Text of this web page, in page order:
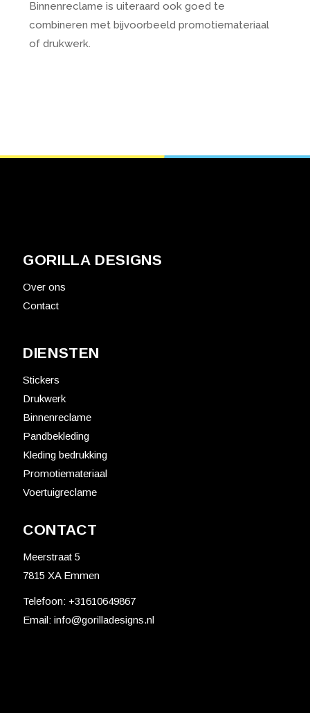
Binnenreclame is uiteraard ook goed te
combineren met bijvoorbeeld promotiemateriaal
of drukwerk.
GORILLA DESIGNS
Over ons
Contact
DIENSTEN
Stickers
Drukwerk
Binnenreclame
Pandbekleding
Kleding bedrukking
Promotiemateriaal
Voertuigreclame
CONTACT
Meerstraat 5
7815 XA Emmen
Telefoon: +31610649867
Email: info@gorilladesigns.nl